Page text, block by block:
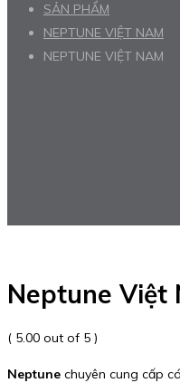
SẢN PHẨM
NEPTUNE VIỆT NAM
NEPTUNE VIỆT NAM
Neptune Việt
( 5.00 out of 5 )
Neptune chuyên cung cấp